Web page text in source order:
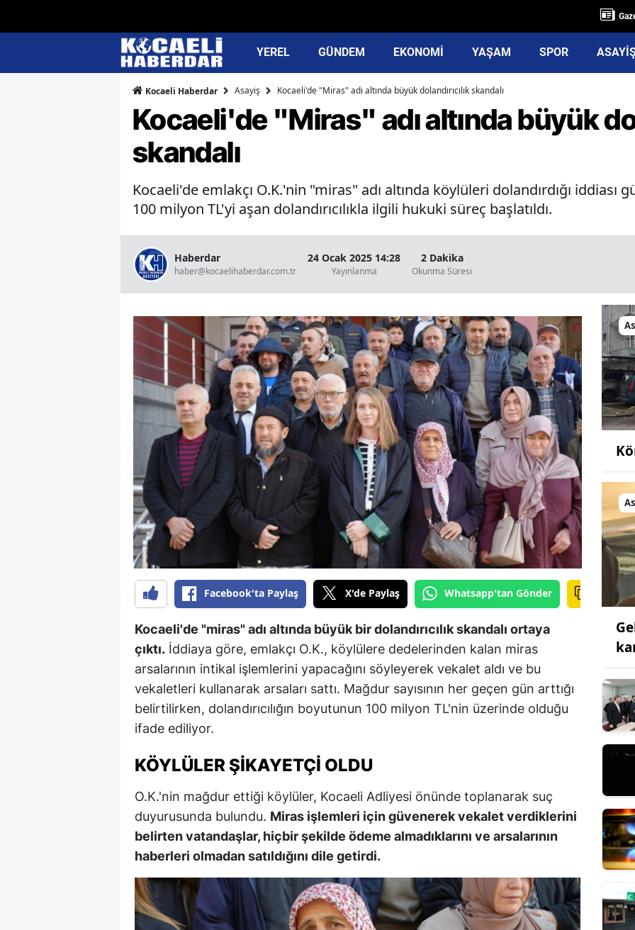
YEREL GÜNDEM EKONOMİ YAŞAM SPOR
Kocaeli Haberdar Asayiş Kocaeli'de "Miras" adı altında büyük dolandırıcılık skandalı
Kocaeli'de "Miras" adı altında büyük
skandalı
Kocaeli'de emlakçı O.K.'nin "miras" adı altında köylüleri dolandırdığı
100 milyon TL'yi aşan dolandırıcılıkla ilgili hukuki süreç başlatıldı.
Haberdar
haber@kocaelihaberdar.com.tr
24 Ocak 2025 14:28
Yayınlanma
2 Dakika
Okunma Süresi
Facebook'ta Paylaş X'de Paylaş Whatsapp'tan Gönder
Kocaeli'de "miras" adı altında büyük bir dolandırıcılık skandalı ortaya
çıktı. İddiaya göre, emlakçı O.K., köylülere dedelerinden kalan miras
arsalarının intikal işlemlerini yapacağını söyleyerek vekalet aldı ve bu
vekaletleri kullanarak arsaları sattı. Mağdur sayısının her geçen gün arttığı
belirtilirken, dolandırıcılığın boyutunun 100 milyon TL'nin üzerinde olduğu
ifade ediliyor.
KÖYLÜLER ŞIKAYETÇI OLDU
O.K.'nin mağdur ettiği köylüler, Kocaeli Adliyesi önünde toplanarak suç
duyurusunda bulundu. Miras işlemleri için güvenerek vekalet verdiklerini
belirten vatandaşlar, hiçbir şekilde ödeme almadıklarını ve arsalarının
haberleri olmadan satıldığını dile getirdi.